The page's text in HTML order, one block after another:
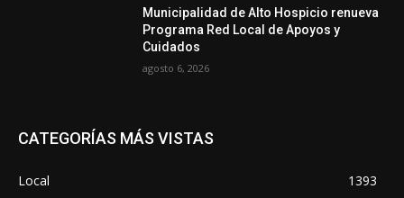
Municipalidad de Alto Hospicio renueva
Programa Red Local de Apoyos y
Cuidados
agosto 6, 2026
CATEGORÍAS MÁS VISTAS
Local
1393